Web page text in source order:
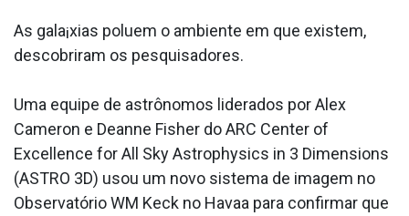
As gala¡xias poluem o ambiente em que existem,
descobriram os pesquisadores.
Uma equipe de astrônomos liderados por Alex
Cameron e Deanne Fisher do ARC Center of
Excellence for All Sky Astrophysics in 3 Dimensions
(ASTRO 3D) usou um novo sistema de imagem no
Observatório WM Keck no Havaa­ para confirmar que